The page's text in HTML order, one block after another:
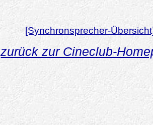
[Synchronsprecher-
zurück zur Cineclub-